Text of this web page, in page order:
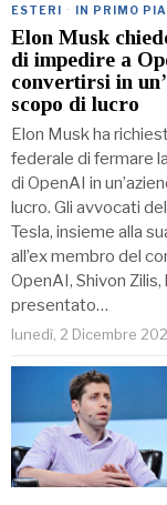
ESTERI · IN PRIMO
Elon Musk
di impedire a
convertirsi in
scopo di lucro
Elon Musk ha
federale di fermare
di OpenAI in
lucro. Gli avvocati
Tesla, insieme alla
all’ex membro del
OpenAI, Shivon Zilis,
presentato…
lunedì, 2 Dicembre